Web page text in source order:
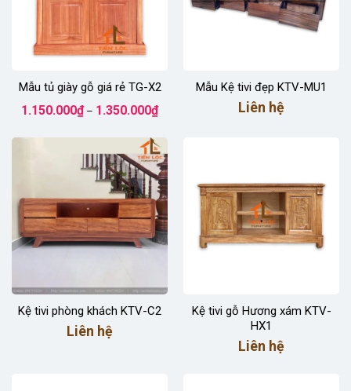
Mẫu tủ giày gỗ giá rẻ TG-X2
1.150.000₫ – 1.350.000₫Khoảng
giá:
1.150.000₫
đến
1.350.000₫
Mẫu Kệ tivi đẹp KTV-MU1
Liên hệ
Kệ tivi phòng khách KTV-C2
Liên hệ
Kệ tivi gỗ Hương xám KTV-
HX1
Liên hệ